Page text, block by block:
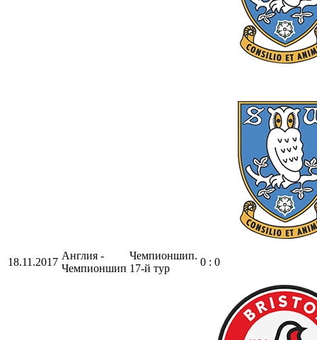
18.11.2017
Англия -
Чемпионшип
Чемпионшип.
17-й тур
0 : 0